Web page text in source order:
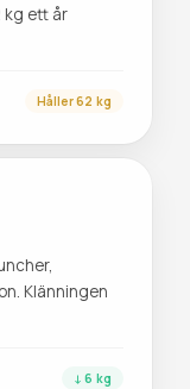
kg ett år
Håller 62 kg
Klänningen
↓ 6 kg